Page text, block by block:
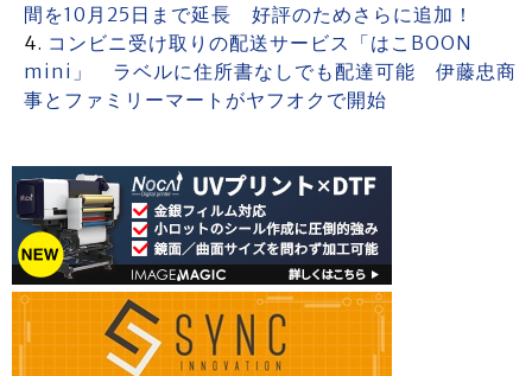
間を10月25日まで延長 好評のためさらに追加！
コンビニ受け取りの配送サービス「はこBOON
mini」 ラベルに住所書なしでも配達可能 伊藤忠商
事とファミリーマートがヤフオクで開始